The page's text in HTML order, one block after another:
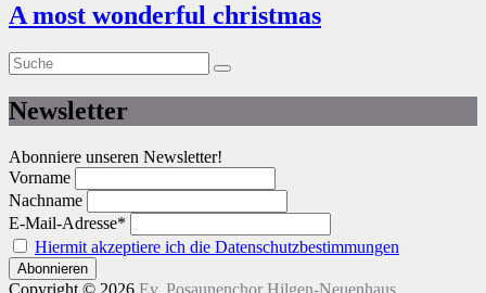
A most wonderful christmas
Suche
nach:
Suche
Newsletter
Abonniere unseren Newsletter!
Vorname
Nachname
E-Mail-Adresse*
Hiermit akzeptiere ich die Datenschutzbestimmungen
Copyright © 2026 Ev. Posaunenchor Hilgen-Neuenhaus